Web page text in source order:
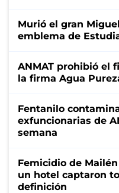
Murió el gran
emblema de
ANMAT prohibió el
la firma Agua
Fentanilo
exfuncionarias de
semana
Femicidio de
un hotel captaron
definición